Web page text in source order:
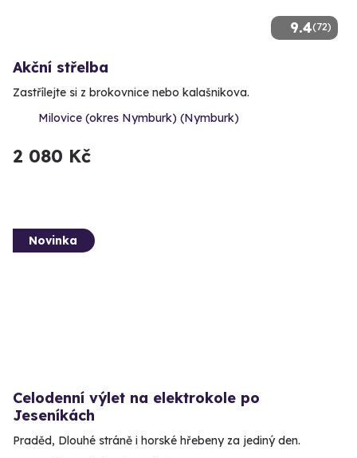
9.4(72)
Akční střelba
Zastřílejte si z brokovnice nebo kalašnikova.
Milovice (okres Nymburk) (Nymburk)
2 080 Kč
Novinka
Celodenní výlet na elektrokole po
Jeseníkách
Praděd, Dlouhé stráně i horské hřebeny za jediný den.